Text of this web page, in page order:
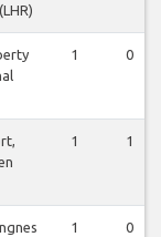
1 0
1 1
1 0